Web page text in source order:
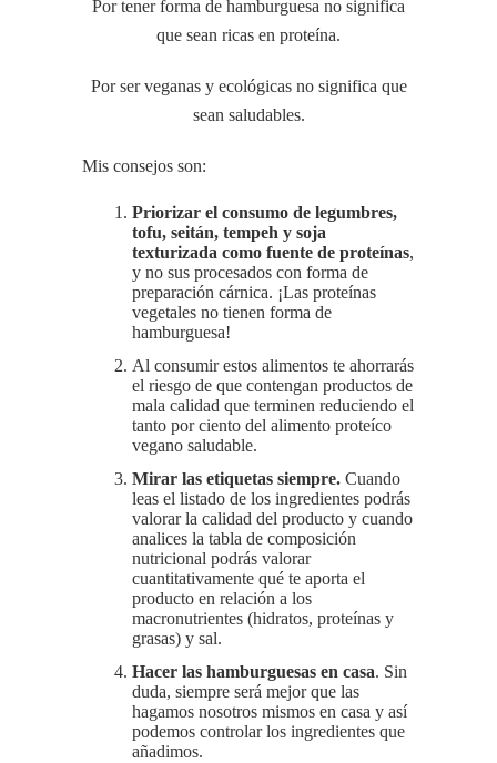
Por tener forma de hamburguesa no significa
que sean ricas en proteína.
Por ser veganas y ecológicas no significa que
sean saludables.
Mis consejos son:
Priorizar el consumo de legumbres,
tofu, seitán, tempeh y soja
texturizada como fuente de proteínas,
y no sus procesados con forma de
preparación cárnica. ¡Las proteínas
vegetales no tienen forma de
hamburguesa!
Al consumir estos alimentos te ahorrarás
el riesgo de que contengan productos de
mala calidad que terminen reduciendo el
tanto por ciento del alimento proteíco
vegano saludable.
Mirar las etiquetas siempre. Cuando
leas el listado de los ingredientes podrás
valorar la calidad del producto y cuando
analices la tabla de composición
nutricional podrás valorar
cuantitativamente qué te aporta el
producto en relación a los
macronutrientes (hidratos, proteínas y
grasas) y sal.
Hacer las hamburguesas en casa. Sin
duda, siempre será mejor que las
hagamos nosotros mismos en casa y así
podemos controlar los ingredientes que
añadimos.